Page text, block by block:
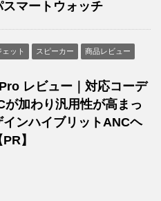
マートウォッチ
ェット スピーカー 商品レビュー
レビュー｜対応コーデ
が加わり汎用性が高まっ
インハイブリットANCヘ
】